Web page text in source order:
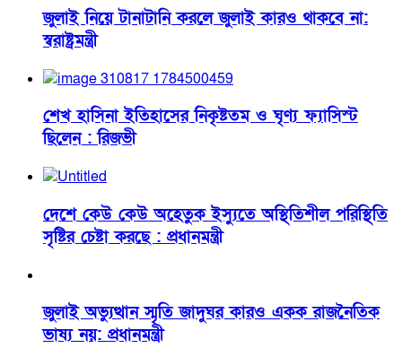
জুলাই নিয়ে টানাটানি করলে জুলাই কারও থাকবে না:
স্বরাষ্ট্রমন্ত্রী
শেখ হাসিনা ইতিহাসের নিকৃষ্টতম ও ঘৃণ্য ফ্যাসিস্ট
ছিলেন : রিজভী
দেশে কেউ কেউ অহেতুক ইস্যুতে অস্থিতিশীল পরিস্থিতি
সৃষ্টির চেষ্টা করছে : প্রধানমন্ত্রী
জুলাই অভ্যুত্থান স্মৃতি জাদুঘর কারও একক রাজনৈতিক
ভাষ্য নয়: প্রধানমন্ত্রী